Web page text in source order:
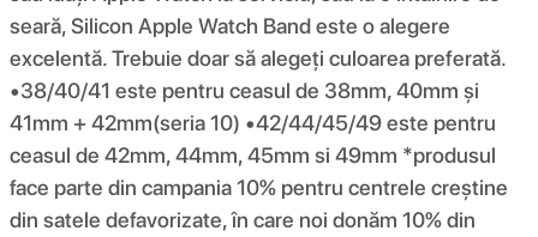
seară, Silicon Apple Watch Band este o alegere
excelentă. Trebuie doar să alegeți culoarea preferată.
•38/40/41 este pentru ceasul de 38mm, 40mm și
41mm + 42mm(seria 10) •42/44/45/49 este pentru
ceasul de 42mm, 44mm, 45mm si 49mm *produsul
face parte din campania 10% pentru centrele creștine
din satele defavorizate, în care noi donăm 10% din